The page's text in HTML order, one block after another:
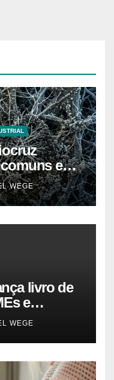
em
que
e a
elimina 7
WEGE
livro de
e
WEGE